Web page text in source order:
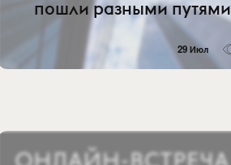
пошли разными путями
29 Июл